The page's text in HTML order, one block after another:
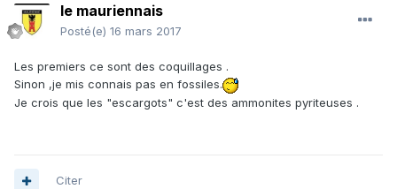
le mauriennais
Posté(e) 16 mars 2017
Les premiers ce sont des coquillages .
Sinon ,je mis connais pas en fossiles.
Je crois que les "escargots" c'est des ammonites pyriteuses .
Citer